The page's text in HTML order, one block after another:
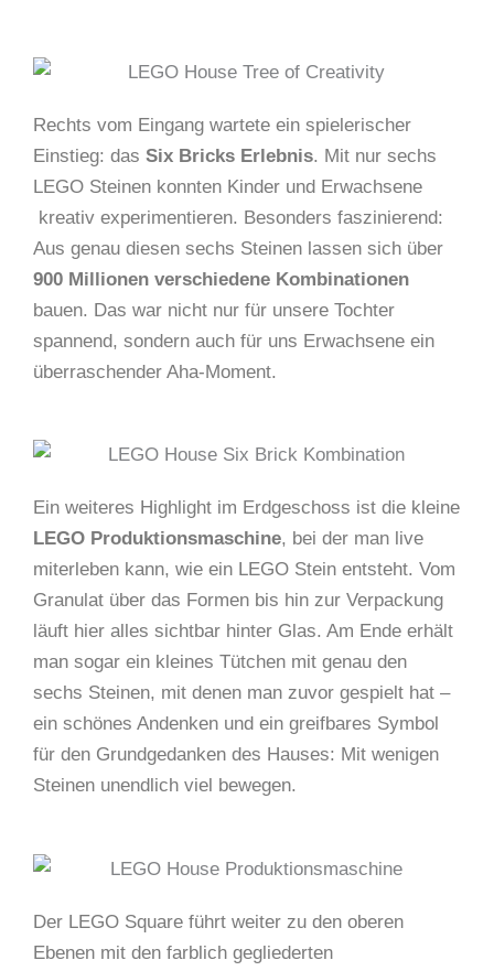
Rechts vom Eingang wartete ein spielerischer
Einstieg: das Six Bricks Erlebnis. Mit nur sechs
LEGO Steinen konnten Kinder und Erwachsene
kreativ experimentieren. Besonders faszinierend:
Aus genau diesen sechs Steinen lassen sich über
900 Millionen verschiedene Kombinationen
bauen. Das war nicht nur für unsere Tochter
spannend, sondern auch für uns Erwachsene ein
überraschender Aha-Moment.
Ein weiteres Highlight im Erdgeschoss ist die kleine
LEGO Produktionsmaschine, bei der man live
miterleben kann, wie ein LEGO Stein entsteht. Vom
Granulat über das Formen bis hin zur Verpackung
läuft hier alles sichtbar hinter Glas. Am Ende erhält
man sogar ein kleines Tütchen mit genau den
sechs Steinen, mit denen man zuvor gespielt hat –
ein schönes Andenken und ein greifbares Symbol
für den Grundgedanken des Hauses: Mit wenigen
Steinen unendlich viel bewegen.
Der LEGO Square führt weiter zu den oberen
Ebenen mit den farblich gegliederten